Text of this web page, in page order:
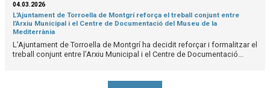
04.03.2026
L’Ajuntament de Torroella de Montgrí reforça el treball conjunt entre
l’Arxiu Municipal i el Centre de Documentació del Museu de la
Mediterrània
L’Ajuntament de Torroella de Montgrí ha decidit reforçar i formalitzar el
treball conjunt entre l’Arxiu Municipal i el Centre de Documentació...